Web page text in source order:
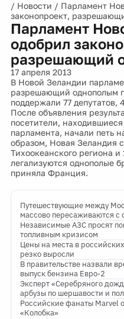
/ Новости / Парламент
законопроект,
Парламент
одобрил
разрешающий
17 апреля 2013
В Новой Зеландии
разрешающий однополым
поддержали 77 депутатов,
После объявления
посетители,
парламента, начали петь
образом, Новая Зеландия
Тихоокеанского региона
легализуются однополые
приняла Франция.
Путешествующие между
массово пересаживаются с
Независимые АЗС просят
топливным кризисом
Цены на места в
резко выросли
В правительстве назвали
выпуск бензина Евро-2
Эксперт «Серебряного
арбузы по шершавости и
Российские фанаты Marvel
«Колобка»